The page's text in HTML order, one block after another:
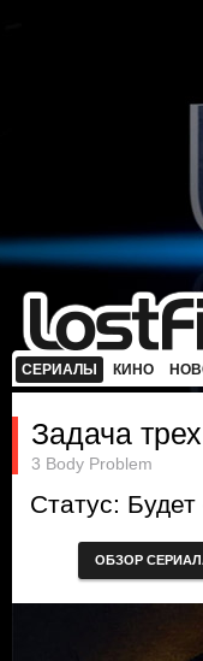
СЕРИАЛЫ КИНО
Задача
3 Body Problem
Статус:
ОБЗОР